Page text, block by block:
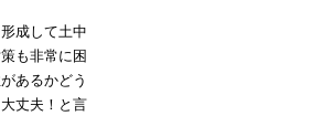
成して土中
も非常に困
あるかどう
丈夫！と言